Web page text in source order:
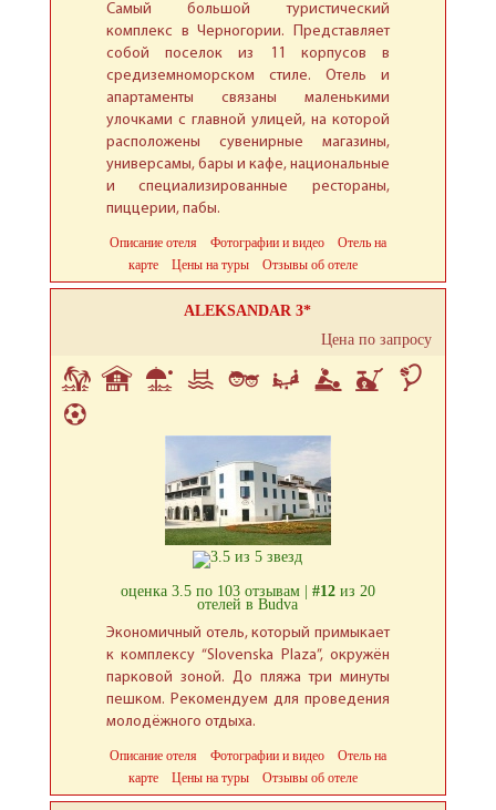
Самый большой туристический
комплекс в Черногории. Представляет
собой поселок из 11 корпусов в
средиземноморском стиле. Отель и
апартаменты связаны маленькими
улочками с главной улицей, на которой
расположены сувенирные магазины,
универсамы, бары и кафе, национальные
и специализированные рестораны,
пиццерии, пабы.
Описание отеля Фотографии и видео
Отель на
карте
Цены на туры Отзывы об отеле
ALEKSANDAR 3*
Цена по запросу
оценка 3.5 по 103 отзывам | #12из 20
отелей в Budva
Экономичный отель, который примыкает
к комплексу “Slovenska Plaza”, окружён
парковой зоной. До пляжа три минуты
пешком. Рекомендуем для проведения
молодёжного отдыха.
Описание отеля Фотографии и видео
Отель на
карте
Цены на туры Отзывы об отеле